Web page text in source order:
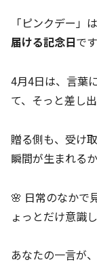
「ピンクデー」は
届ける記念日で
4月4日は、言葉
て、そっと差し
贈る側も、受け
瞬間が生まれる
🌸 日常のなかで
ょっとだけ意識
あなたの一言が